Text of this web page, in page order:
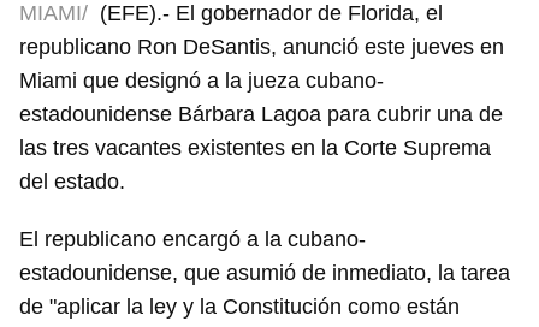
MIAMI/ (EFE).- El gobernador de Florida, el
republicano Ron DeSantis, anunció este jueves en
Miami que designó a la jueza cubano-
estadounidense Bárbara Lagoa para cubrir una de
las tres vacantes existentes en la Corte Suprema
del estado.
El republicano encargó a la cubano-
estadounidense, que asumió de inmediato, la tarea
de "aplicar la ley y la Constitución como están